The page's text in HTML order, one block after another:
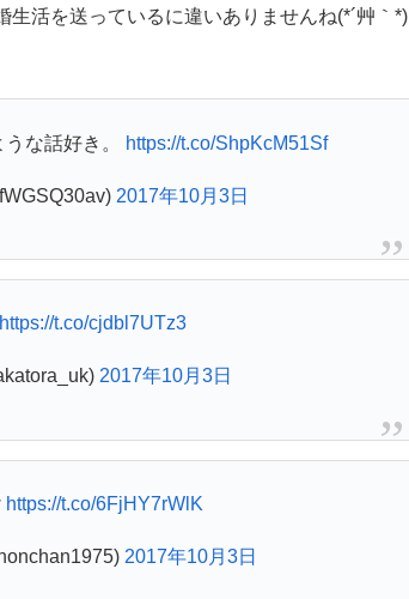
活を送っているに違いありませんね(*´艸｀*)
な話好き。 https://t.co/ShpKcM51Sf
2017年10月3日
https://t.co/cjdbl7UTz3
2017年10月3日
https://t.co/6FjHY7rWlK
2017年10月3日